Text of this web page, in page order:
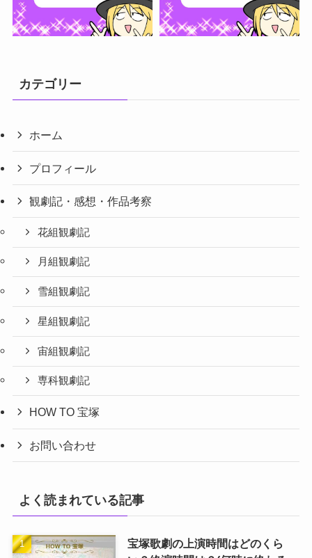
カテゴリー
ホーム
プロフィール
観劇記・感想・作品考察
花組観劇記
月組観劇記
雪組観劇記
星組観劇記
宙組観劇記
専科観劇記
HOW TO 宝塚
お問い合わせ
よく読まれている記事
宝塚歌劇の上演時間はどのくら